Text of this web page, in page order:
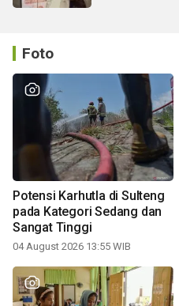
Foto
Potensi Karhutla di Sulteng
pada Kategori Sedang dan
Sangat Tinggi
04 August 2026 13:55 WIB